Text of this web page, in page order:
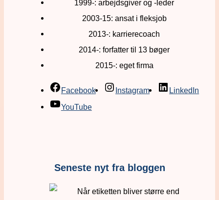
1999-: arbejdsgiver og -leder
2003-15: ansat i fleksjob
2013-: karrierecoach
2014-: forfatter til 13 bøger
2015-: eget firma
Facebook Instagram
LinkedIn
YouTube
Seneste nyt fra bloggen